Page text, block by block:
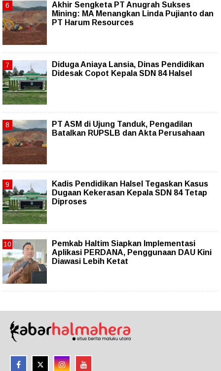
Akhir Sengketa PT Anugrah Sukses
Mining: MA Menangkan Linda Pujianto dan
PT Harum Resources
Diduga Aniaya Lansia, Dinas Pendidikan
Didesak Copot Kepala SDN 84 Halsel
PT ASM di Ujung Tanduk, Pengadilan
Batalkan RUPSLB dan Akta Perusahaan
Kadis Pendidikan Halsel Tegaskan Kasus
Dugaan Kekerasan Kepala SDN 84 Tetap
Diproses
Pemkab Haltim Siapkan Implementasi
Aplikasi PERDANA, Penggunaan DAU Kini
Diawasi Lebih Ketat